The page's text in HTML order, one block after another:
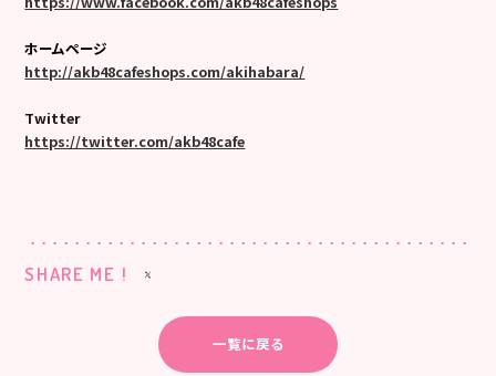
ホームページ
http://akb48cafeshops.com/akihabara/
Twitter
https://twitter.com/akb48cafe
SHARE ME !
一覧に戻る